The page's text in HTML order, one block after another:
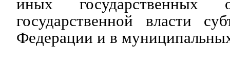
иных государственных
государственной власти
Федерации и в